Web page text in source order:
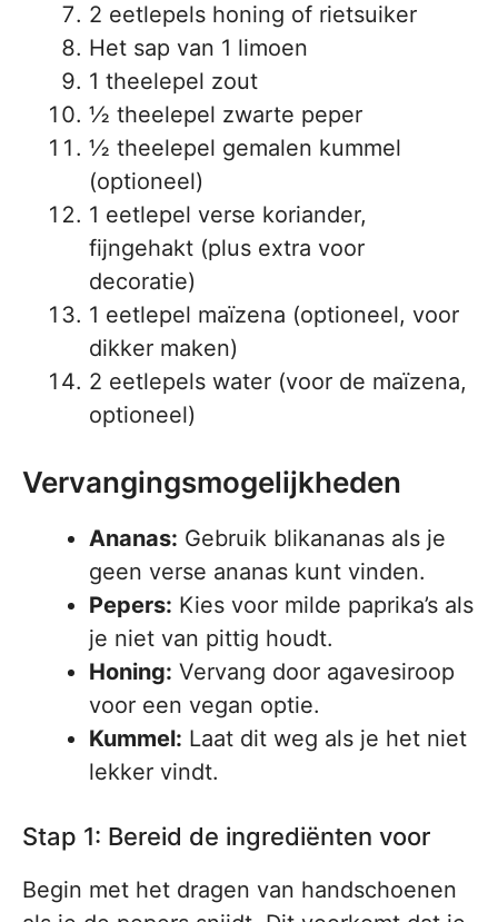
2 eetlepels honing of rietsuiker
Het sap van 1 limoen
1 theelepel zout
½ theelepel zwarte peper
½ theelepel gemalen kummel
(optioneel)
1 eetlepel verse koriander,
fijngehakt (plus extra voor
decoratie)
1 eetlepel maïzena (optioneel, voor
dikker maken)
2 eetlepels water (voor de maïzena,
optioneel)
Vervangingsmogelijkheden
Ananas: Gebruik blikananas als je
geen verse ananas kunt vinden.
Pepers: Kies voor milde paprika’s als
je niet van pittig houdt.
Honing: Vervang door agavesiroop
voor een vegan optie.
Kummel: Laat dit weg als je het niet
lekker vindt.
Stap 1: Bereid de ingrediënten voor
Begin met het dragen van handschoenen